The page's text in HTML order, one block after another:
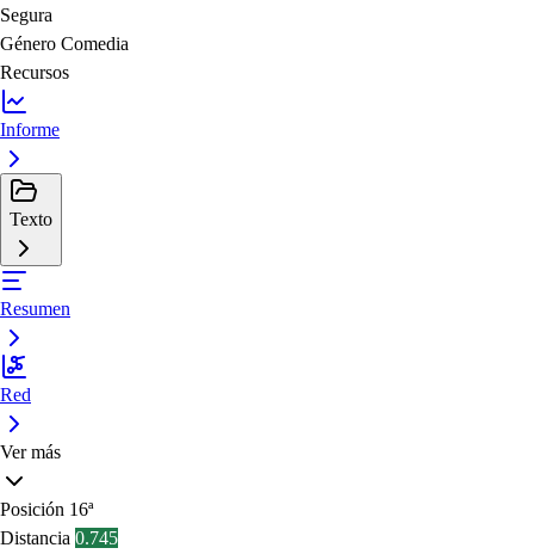
Segura
Género Comedia
Recursos
Informe
Texto
Resumen
Red
Ver más
Posición 16ª
Distancia 0.745